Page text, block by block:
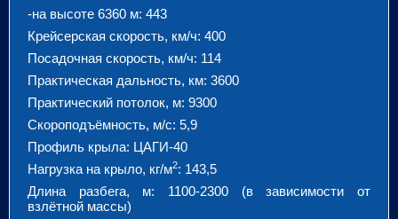
-на высоте 6360 м: 443
Крейсерская скорость, км/ч: 400
Посадочная скорость, км/ч: 114
Практическая дальность, км: 3600
Практический потолок, м: 9300
Скороподъёмность, м/с: 5,9
Профиль крыла: ЦАГИ-40
Нагрузка на крыло, кг/м2: 143,5
Длина разбега, м: 1100-2300 (в зависимости от
взлётной массы)